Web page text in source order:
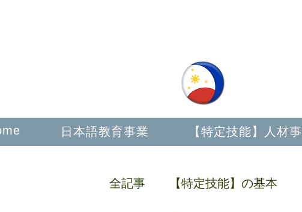
日本語教育事業 【特定技能】人材
全記事 【特定技能】の基本